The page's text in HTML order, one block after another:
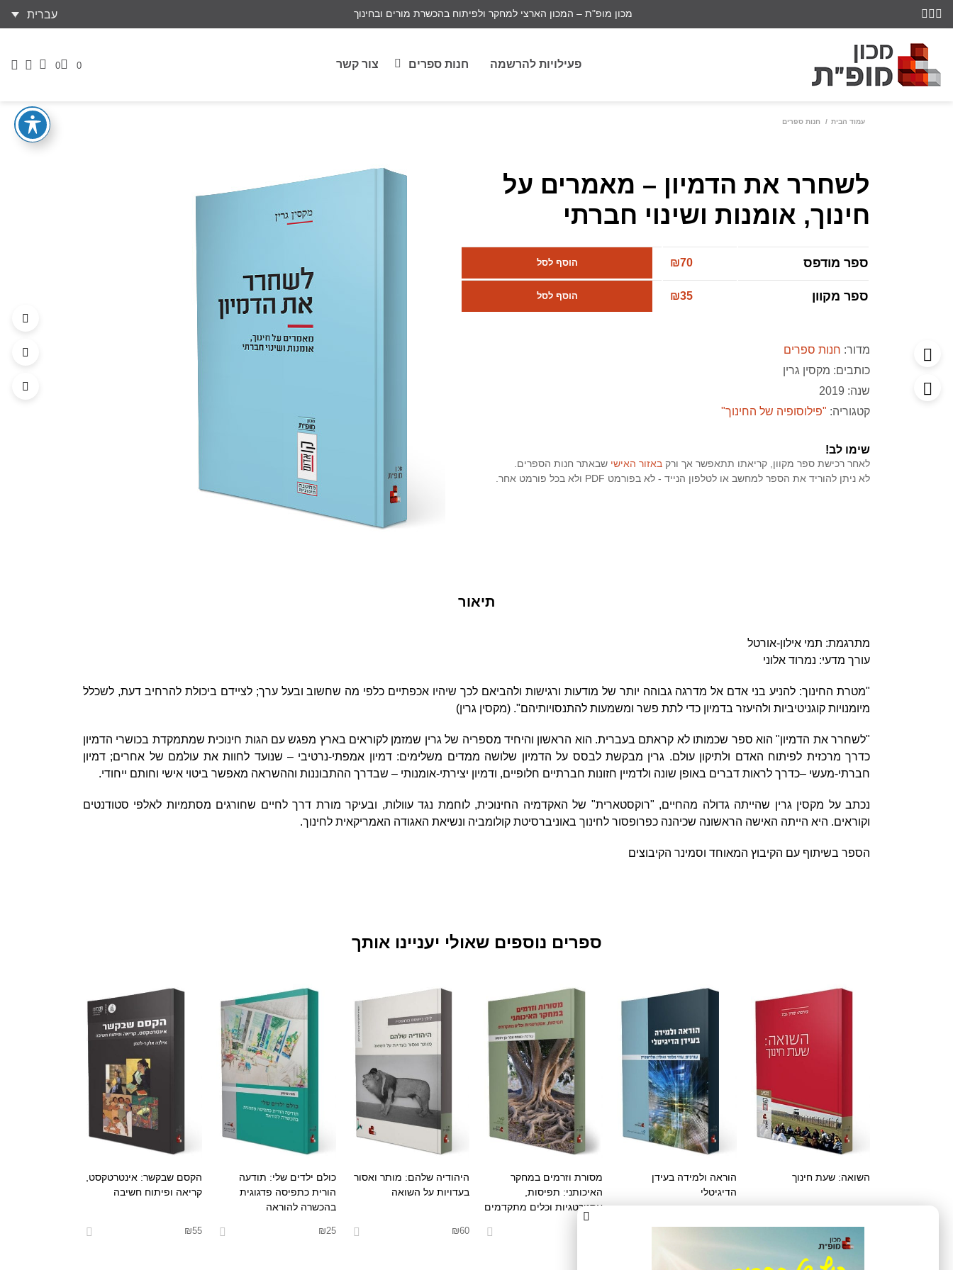
מכון מופ"ת – המכון הארצי למחקר ולפיתוח בהכשרת מורים ובחינוך עברית
פעילויות להרשמה חנות ספרים צור קשר 0
0
עמוד הבית חנות ספרים
לשחרר את הדמיון – מאמרים על
חינוך, אומנות ושינוי חברתי
ספר מודפס ₪70 הוסף לסל
ספר מקוון ₪35 הוסף לסל
מדור: חנות ספרים
כותבים: מקסין גרין
שנה: 2019
קטגוריה: "פילוסופיה של החינוך"
שימו לב!
לאחר רכישת ספר מקוון, קריאתו תתאפשר אך ורק באזור האישי שבאתר חנות הספרים.
לא ניתן להוריד את הספר למחשב או לטלפון הנייד - לא בפורמט PDF ולא בכל פורמט אחר.
תיאור
מתרגמת: תמי אילון-אורטל
עורך מדעי: נמרוד אלוני
"מטרת החינוך: להניע בני אדם אל מדרגה גבוהה יותר של מודעות ורגישות ולהביאם לכך שיהיו אכפתיים כלפי מה שחשוב ובעל ערך; לציידם ביכולת להרחיב דעת, לשכלל
מיומנויות קוגניטיביות ולהיעזר בדמיון כדי לתת פשר ומשמעות להתנסויותיהם". (מקסין גרין)
"לשחרר את הדמיון" הוא ספר שכמותו לא קראתם בעברית. הוא הראשון והיחיד מספריה של גרין שמזמן לקוראים בארץ מפגש עם הגות חינוכית שמתמקדת בכושרי הדמיון
כדרך מרכזית לפיתוח האדם ולתיקון עולם. גרין מבקשת לבסס על הדמיון שלושה ממדים משלימים: דמיון אמפתי-נרטיבי – שנועד לחוות את עולמם של אחרים; דמיון
חברתי-מעשי –כדרך לראות דברים באופן שונה ולדמיין חזונות חברתיים חלופיים, ודמיון יצירתי-אומנותי – שבדרך ההתבוננות וההשראה מאפשר ביטוי אישי וחותם ייחודי.
נכתב על מקסין גרין שהייתה גדולה מהחיים, "רוקסטארית" של האקדמיה החינוכית, לוחמת נגד עוולות, ובעיקר מורת דרך לחיים שחורגים מסתמיות לאלפי סטודנטים
וקוראים. היא הייתה האישה הראשונה שכיהנה כפרופסור לחינוך באוניברסיטת קולומביה ונשיאת האגודה האמריקאית לחינוך.
הספר בשיתוף עם הקיבוץ המאוחד וסמינר הקיבוצים
ספרים נוספים שאולי יעניינו אותך
השואה: שעת חינוך
הוסף לסל
הוראה ולמידה בעידן
הדיגיטלי
מסורת וזרמים במחקר
האיכותני: תפיסות,
אסטרטגיות וכלים מתקדמים
היהודיה שלהם: מותר ואסור
בעדויות על השואה
₪60
כולם ילדים שלי: תודעה
הורית כתפיסה פדגוגית
בהכשרה להוראה
₪25
הקסם שבקשר: אינטרטקסט,
קריאה ופיתוח חשיבה
₪55
הזמנות